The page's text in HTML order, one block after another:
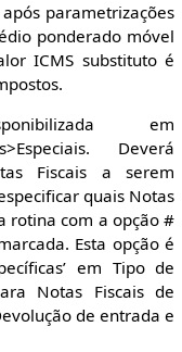
parametrizações
ponderado móvel
ICMS substituto é
em
Deverá
Fiscais a serem
quais Notas
rotina com a opção #
Esta opção é
em Tipo de
Notas Fiscais de
de entrada e